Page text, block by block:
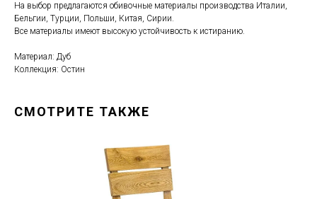
На выбор предлагаются обивочные материалы производства Италии,
Бельгии, Турции, Польши, Китая, Сирии.
Все материалы имеют высокую устойчивость к истиранию.
Материал: Дуб
Коллекция: Остин
СМОТРИТЕ ТАКЖЕ